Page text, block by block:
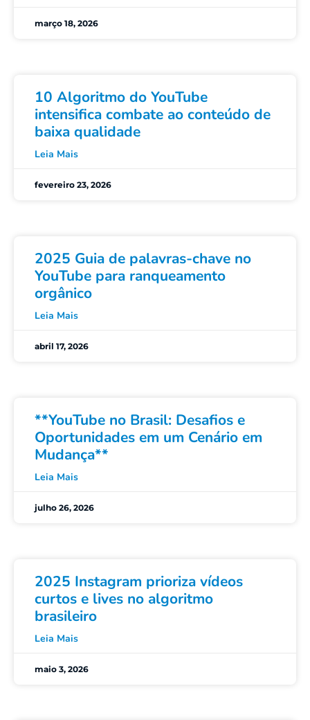
março 18, 2026
10 Algoritmo do YouTube
intensifica combate ao conteúdo de
baixa qualidade
Leia Mais
fevereiro 23, 2026
2025 Guia de palavras-chave no
YouTube para ranqueamento
orgânico
Leia Mais
abril 17, 2026
**YouTube no Brasil: Desafios e
Oportunidades em um Cenário em
Mudança**
Leia Mais
julho 26, 2026
2025 Instagram prioriza vídeos
curtos e lives no algoritmo
brasileiro
Leia Mais
maio 3, 2026